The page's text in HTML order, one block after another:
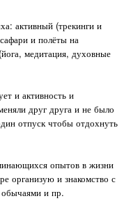
активный (трекинги и
и полёты на
медитация, духовные
и активность и
друг друга и не было
отпуск чтобы отдохнуть
опытов в жизни
организую и знакомство с
обычаями и пр.